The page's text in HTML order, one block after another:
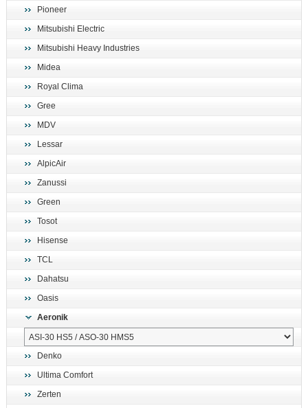
Pioneer
Mitsubishi Electric
Mitsubishi Heavy Industries
Midea
Royal Clima
Gree
MDV
Lessar
AlpicAir
Zanussi
Green
Tosot
Hisense
TCL
Dahatsu
Oasis
Aeronik
Denko
Ultima Comfort
Zerten